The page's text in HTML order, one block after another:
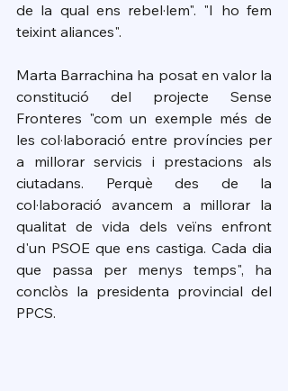
de la qual ens rebel·lem". "I ho fem
teixint aliances".
Marta Barrachina ha posat en valor la
constitució del projecte Sense
Fronteres "com un exemple més de
les col·laboració entre províncies per
a millorar servicis i prestacions als
ciutadans. Perquè des de la
col·laboració avancem a millorar la
qualitat de vida dels veïns enfront
d'un PSOE que ens castiga. Cada dia
que passa per menys temps", ha
conclòs la presidenta provincial del
PPCS.